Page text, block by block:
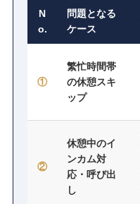
N
o.
問題となる
ケース
①
繁忙時間帯
の休憩スキ
ップ
②
休憩中のイ
ンカム対
応・呼び出
し